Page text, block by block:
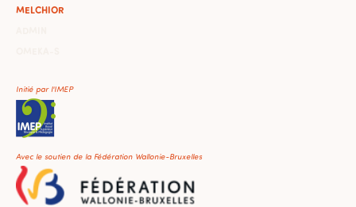
MELCHIOR
Initié par l'IMEP
Avec le soutien de la Fédération Wallonie-Bruxelles